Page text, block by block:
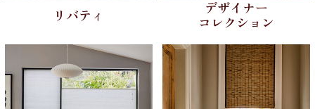
リバティ
デザイナー
コレクション